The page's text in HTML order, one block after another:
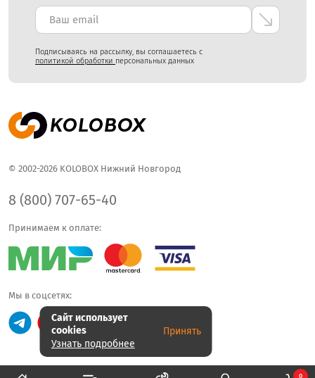
Подписываясь на рассылку, вы соглашаетесь с
политикой обработки персональных данных
© 2002-2026 KOLOBOX Нижний Новгород
8 (800) 707-65-40
Принимаем к оплате:
Мы в соцсетях:
0
Сайт использует
cookies
Узнать подробнее
Принять